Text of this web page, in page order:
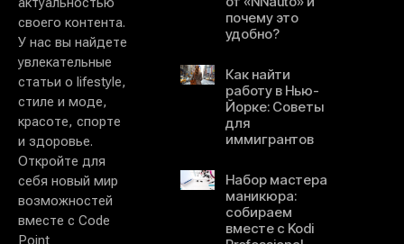
своего контента.
У нас вы найдете
увлекательные
статьи о lifestyle,
стиле и моде,
красоте, спорте
и здоровье.
Откройте для
себя новый мир
возможностей
вместе с Code
Point
почему это
удобно?
Как найти
работу в Нью-
Йорке: Советы
для
иммигрантов
Набор мастера
маникюра:
собираем
вместе с Kodi